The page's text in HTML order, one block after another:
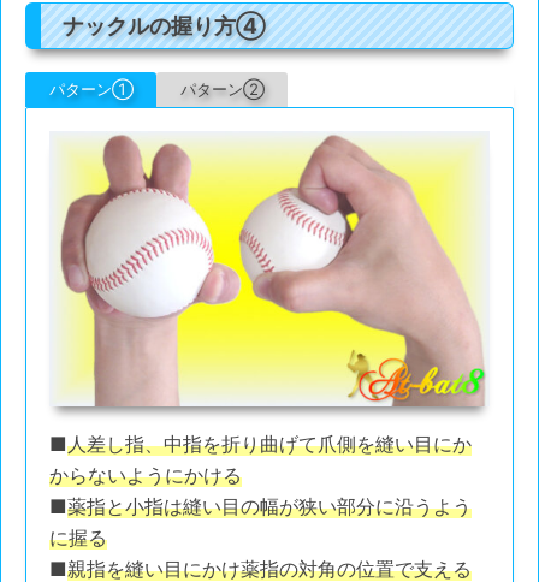
ナックルの握り方④
パターン① パターン②
■人差し指、中指を折り曲げて爪側を縫い目にか
からないようにかける
■薬指と小指は縫い目の幅が狭い部分に沿うよう
に握る
■親指を縫い目にかけ薬指の対角の位置で支える